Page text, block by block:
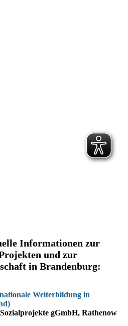
Informationen zur
und zur
in Brandenburg:
Weiterbildung in
gGmbH, Rathenow